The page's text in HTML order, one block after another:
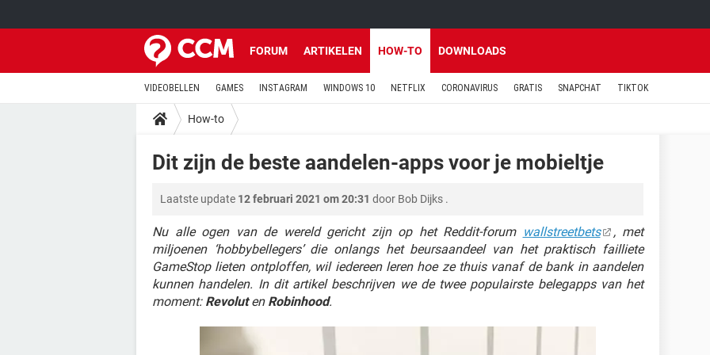
FORUM ARTIKELEN HOW-TO DOWNLOADS
VIDEOBELLEN GAMES INSTAGRAM WINDOWS 10 NETFLIX CORONAVIRUS GRATIS SNAPCHAT TIKTOK
How-to
Dit zijn de beste aandelen-apps voor je mobieltje
Laatste update 12 februari 2021 om 20:31 door Bob Dijks .
Nu alle ogen van de wereld gericht zijn op het Reddit-forum wallstreetbets
, met
miljoenen ‘hobbybellegers’ die onlangs het beursaandeel van het praktisch failliete
GameStop lieten ontploffen, wil iedereen leren hoe ze thuis vanaf de bank in aandelen
kunnen handelen. In dit artikel beschrijven we de twee populairste belegapps van het
moment: Revoluten Robinhood.